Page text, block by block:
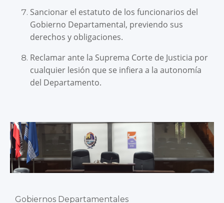
Sancionar el estatuto de los funcionarios del
Gobierno Departamental, previendo sus
derechos y obligaciones.
Reclamar ante la Suprema Corte de Justicia por
cualquier lesión que se infiera a la autonomía
del Departamento.
Gobiernos Departamentales